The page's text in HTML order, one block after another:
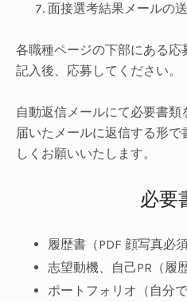
面接選考結果メールの送
各職種ページの下部にある
記入後、応募してください。
自動返信メールにて必要書類
届いたメールに返信する形
しくお願いいたします。
必要
履歴書（PDF 顔写真必須
志望動機、自己PR（履
ポートフォリオ（自分